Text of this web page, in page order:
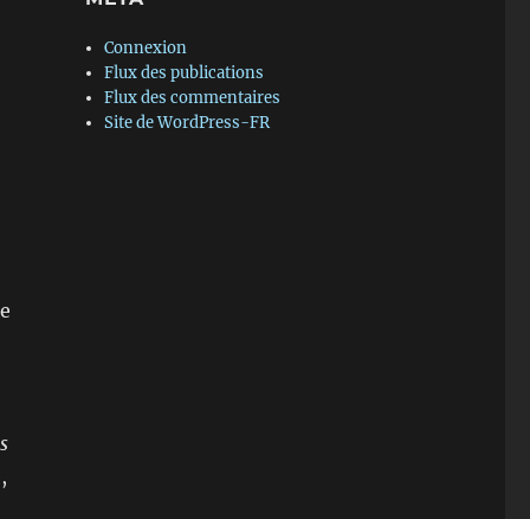
Connexion
Flux des publications
Flux des commentaires
Site de WordPress-FR